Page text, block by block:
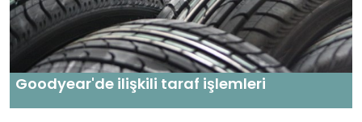
Goodyear'de ilişkili taraf işlemleri